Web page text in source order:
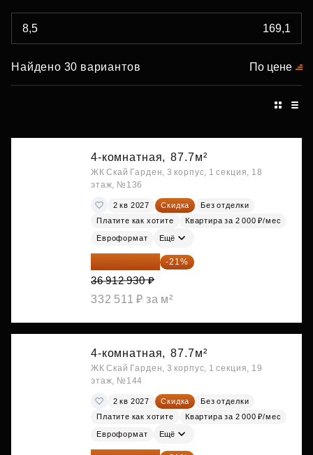
Найдено 30 вариантов По цене
4-комнатная, 87.7м²
ЖК Скай Гарден, 3 корпус, 1 секция, 18
этаж, №136
2 кв 2027 Скидка
Без отделки
Платите как хотите
Квартира за 2 000 ₽/мес
Евроформат Ещё
29 161 215 ₽ -21%
36 912 930 ₽
332 511 ₽ за м²
4-комнатная, 87.7м²
ЖК Скай Гарден, 3 корпус, 1 секция, 19
этаж, №144
2 кв 2027 Скидка
Без отделки
Платите как хотите
Квартира за 2 000 ₽/мес
Евроформат Ещё